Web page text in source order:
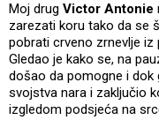
Moj drug Victor Antonie
zarezati koru tako da se
pobrati crveno zrnevlje iz
Gledao je kako se, na
došao da pomogne i dok
svojstva nara i zaključio
izgledom podsjeća na